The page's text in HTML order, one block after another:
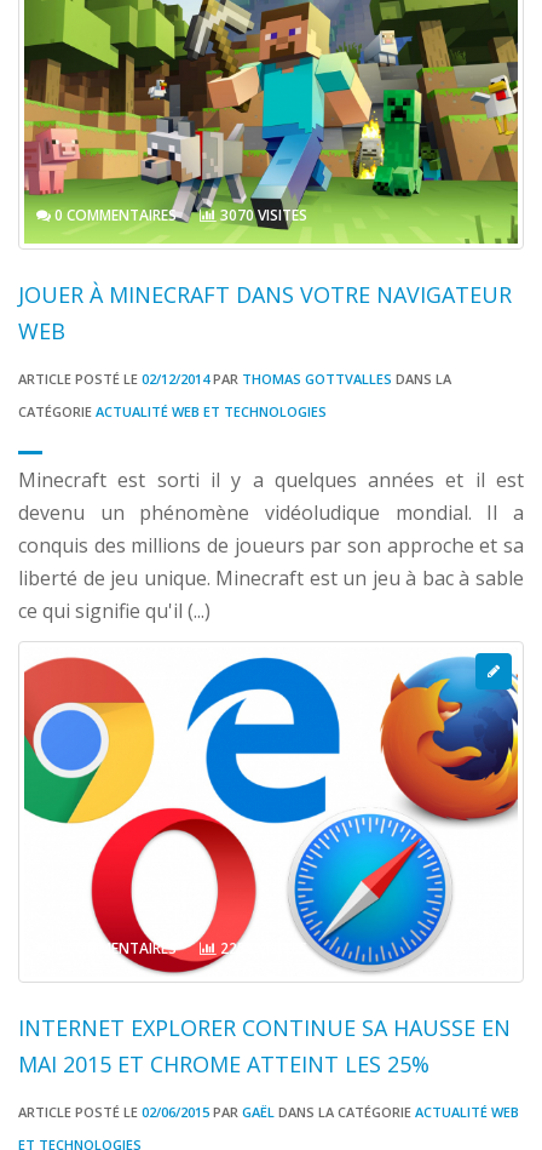
0 COMMENTAIRES 3070 VISITES
JOUER À MINECRAFT DANS VOTRE NAVIGATEUR
WEB
ARTICLE POSTÉ LE 02/12/2014PAR THOMAS GOTTVALLES DANS LA
CATÉGORIE ACTUALITÉ WEB ET TECHNOLOGIES
Minecraft est sorti il y a quelques années et il est
devenu un phénomène vidéoludique mondial. Il a
conquis des millions de joueurs par son approche et sa
liberté de jeu unique. Minecraft est un jeu à bac à sable
ce qui signifie qu'il (...)
0 COMMENTAIRES 2258 VISITES
INTERNET EXPLORER CONTINUE SA HAUSSE EN
MAI 2015 ET CHROME ATTEINT LES 25%
ARTICLE POSTÉ LE 02/06/2015 PAR GAËL DANS LA CATÉGORIE ACTUALITÉ WEB
ET TECHNOLOGIES